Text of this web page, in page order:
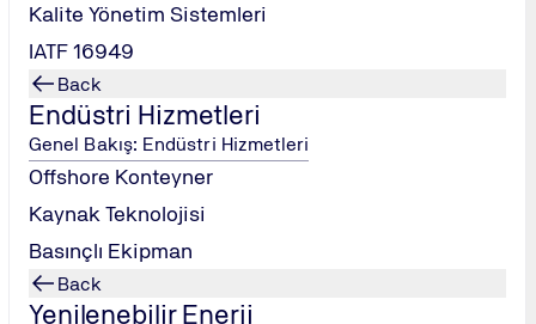
Kalite Yönetim Sistemleri
IATF 16949
Back
Endüstri Hizmetleri
Genel Bakış: Endüstri Hizmetleri
Offshore Konteyner
Kaynak Teknolojisi
Basınçlı Ekipman
Back
Yenilenebilir Enerji
mesaj, kanal, alıcı).
etkisi.
teknikler.
saygı gösterme.